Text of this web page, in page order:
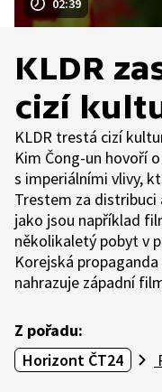
KLDR
cizí
KLDR trestá cizí
Kim Čong-un hovoří
s imperiálními vlivy,
Trestem za distribuci
jako jsou například
několikaletý pobyt v
Korejská
nahrazuje západní
Z pořadu:
Horizont ČT24